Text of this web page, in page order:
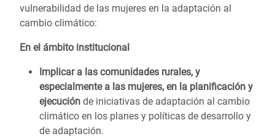
vulnerabilidad de las mujeres en la adaptación al
cambio climático:
En el ámbito institucional
Implicar a las comunidades rurales, y
especialmente a las mujeres, en la planificación y
ejecución de iniciativas de adaptación al cambio
climático en los planes y políticas de desarrollo y
de adaptación.